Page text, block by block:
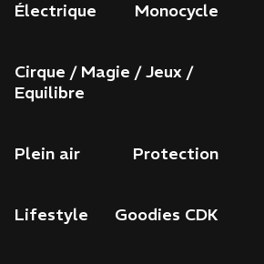
Électrique Monocycle
Cirque / Magie / Jeux /
Equilibre
Plein air Protection
Lifestyle Goodies CDK
sécurisérapide